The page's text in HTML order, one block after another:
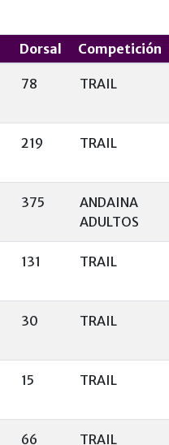
Dorsal Competición
78 TRAIL
219 TRAIL
375
ANDAINA
ADULTOS
131 TRAIL
30 TRAIL
15 TRAIL
66 TRAIL